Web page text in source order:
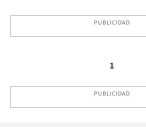
PUBLICIDAD
1
PUBLICIDAD